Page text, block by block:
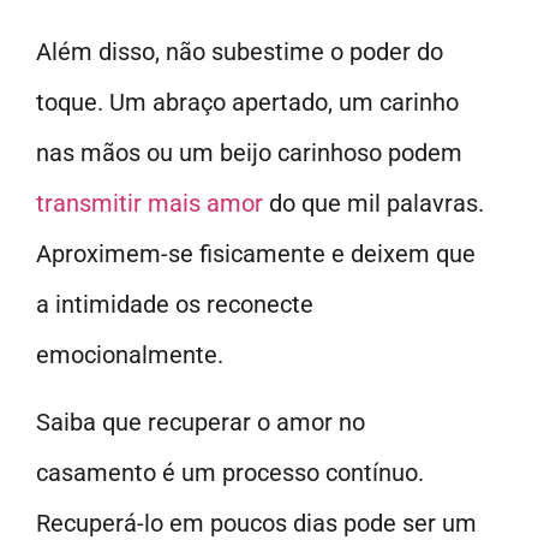
Além disso, não subestime o poder do
toque. Um abraço apertado, um carinho
nas mãos ou um beijo carinhoso podem
transmitir mais amor do que mil palavras.
Aproximem-se fisicamente e deixem que
a intimidade os reconecte
emocionalmente.
Saiba que recuperar o amor no
casamento é um processo contínuo.
Recuperá-lo em poucos dias pode ser um